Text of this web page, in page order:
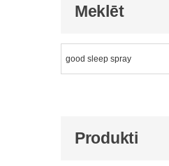
Meklēt
Produkti